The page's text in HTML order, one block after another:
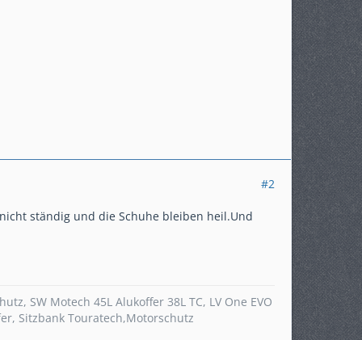
#2
ständig und die Schuhe bleiben heil.Und
SW Motech 45L Alukoffer 38L TC, LV One EVO
Sitzbank Touratech,Motorschutz